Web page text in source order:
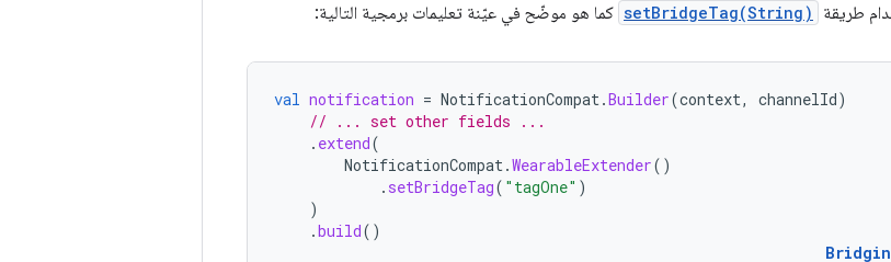
طريقة
setBridgeTag(String) كما هو موضّح في عيّنة تعليمات برمجية التالية:
val notification = NotificationCompat.Builder(context, channelId)
// ... set other fields ...
. extend(
NotificationCompat.WearableExtender()
. setBridgeTag( "tagOne" )
)
.build()